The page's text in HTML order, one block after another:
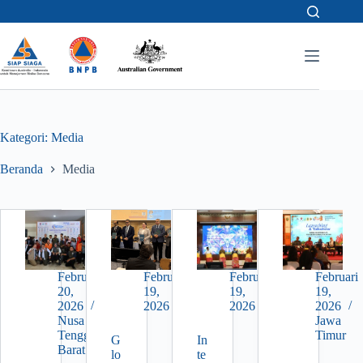
to
content
Kategori: Media
Beranda Media
Februari
20,
2026
Nusa
Tenggara
Barat
Februari
19,
2026
G
lo
Februari
19,
2026
In
te
Februari
19,
2026
Jawa
Timur